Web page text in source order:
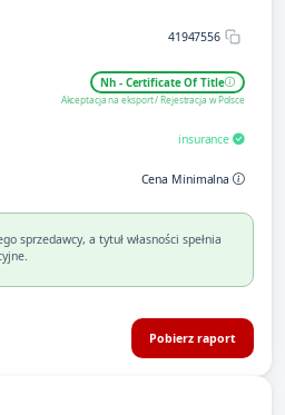
41947556
Nh - Certificate Of Title
Akceptacja na eksport / Rejestracja w Polsce
insurance
Cena Minimalna
sprzedawcy, a tytuł własności spełnia
Pobierz raport